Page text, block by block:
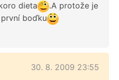
dieta
.A protože je
boďku
30. 8. 2009 23:55